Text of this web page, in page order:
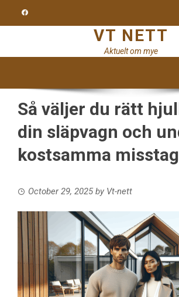
VT NETT
Aktuelt om mye
Så väljer du rätt
din släpvagn och
kostsamma misstag
October 29, 2025by Vt-nett